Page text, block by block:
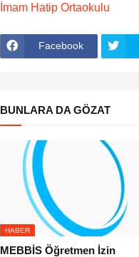
İmam Hatip Ortaokulu
Facebook
BUNLARA DA GÖZAT
HABER
MEBBİS Öğretmen İzin